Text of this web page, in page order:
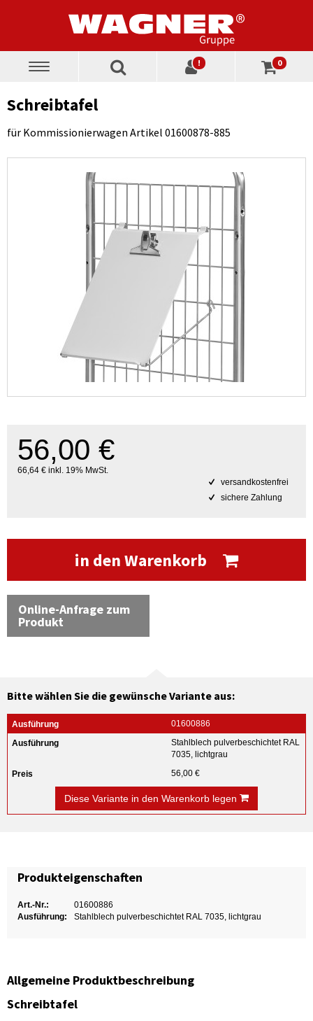
Toggle
! 0
Schreibtafel
für Kommissionierwagen Artikel 01600878-885
56,00 €
66,64 € inkl. 19% MwSt.
versandkostenfrei
sichere Zahlung
in den Warenkorb
Online-Anfrage zum
Produkt
Bitte wählen Sie die gewünsche Variante aus:
01600886
Stahlblech pulverbeschichtet RAL
7035, lichtgrau
56,00 €
Diese Variante in den Warenkorb legen
Produkteigenschaften
Art.-Nr.:
01600886
Ausführung:
Stahlblech pulverbeschichtet RAL 7035, lichtgrau
Allgemeine Produktbeschreibung
Schreibtafel